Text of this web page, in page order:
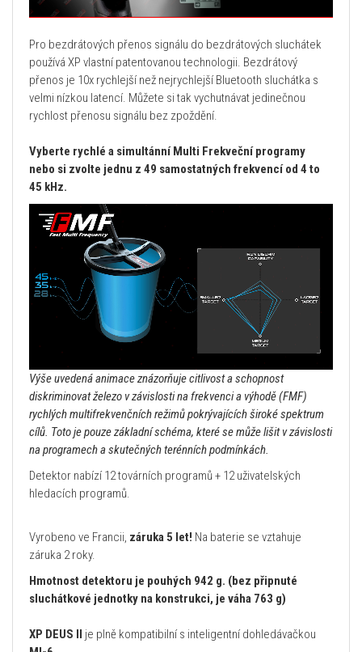
Pro bezdrátových přenos signálu do bezdrátových sluchátek
používá XP vlastní patentovanou technologii. Bezdrátový
přenos je 10x rychlejší než nejrychlejší Bluetooth sluchátka s
velmi nízkou latencí. Můžete si tak vychutnávat jedinečnou
rychlost přenosu signálu bez zpoždění.
Vyberte rychlé a simultánní Multi Frekveční programy
nebo si zvolte jednu z 49 samostatných frekvencí od 4 to
45 kHz.
Výše uvedená animace znázorňuje citlivost a schopnost
diskriminovat železo v závislosti na frekvenci a výhodě (FMF)
rychlých multifrekvenčních režimů pokrývajících široké spektrum
cílů. Toto je pouze základní schéma, které se může lišit v závislosti
na programech a skutečných terénních podmínkách.
Detektor nabízí 12 továrních programů + 12 uživatelských
hledacích programů.
Vyrobeno ve Francii, záruka 5 let! Na baterie se vztahuje
záruka 2 roky.
Hmotnost detektoru je pouhých 942 g. (bez připnuté
sluchátkové jednotky na konstrukci, je váha 763 g)
XP DEUS II je plně kompatibilní s inteligentní dohledávačkou